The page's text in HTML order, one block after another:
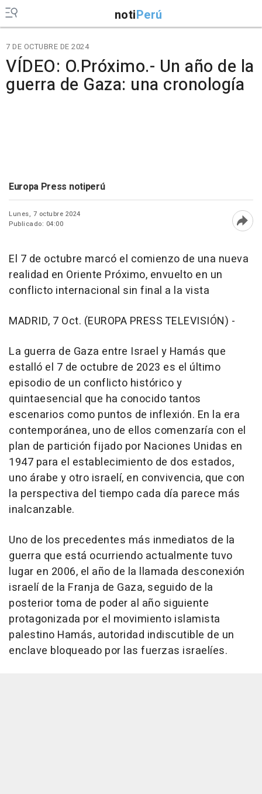
notiPerú
7 DE OCTUBRE DE 2024
VÍDEO: O.Próximo.- Un año de la
guerra de Gaza: una cronología
Europa Press notiperú
Lunes, 7 octubre 2024
Publicado: 04:00
El 7 de octubre marcó el comienzo de una nueva
realidad en Oriente Próximo, envuelto en un
conflicto internacional sin final a la vista
MADRID, 7 Oct. (EUROPA PRESS TELEVISIÓN) -
La guerra de Gaza entre Israel y Hamás que
estalló el 7 de octubre de 2023 es el último
episodio de un conflicto histórico y
quintaesencial que ha conocido tantos
escenarios como puntos de inflexión. En la era
contemporánea, uno de ellos comenzaría con el
plan de partición fijado por Naciones Unidas en
1947 para el establecimiento de dos estados,
uno árabe y otro israelí, en convivencia, que con
la perspectiva del tiempo cada día parece más
inalcanzable.
Uno de los precedentes más inmediatos de la
guerra que está ocurriendo actualmente tuvo
lugar en 2006, el año de la llamada desconexión
israelí de la Franja de Gaza, seguido de la
posterior toma de poder al año siguiente
protagonizada por el movimiento islamista
palestino Hamás, autoridad indiscutible de un
enclave bloqueado por las fuerzas israelíes.